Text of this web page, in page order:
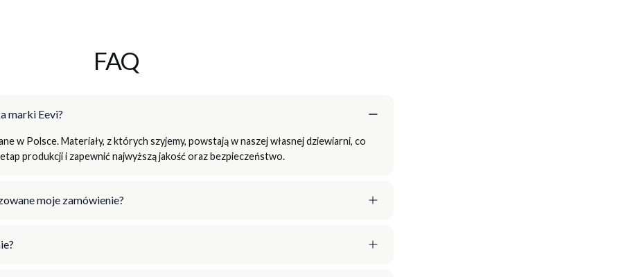
FAQ
marki Eevi?
w Polsce. Materiały, z których szyjemy, powstają w naszej własnej dziewiarni, co
produkcji i zapewnić najwyższą jakość oraz bezpieczeństwo.
moje zamówienie?